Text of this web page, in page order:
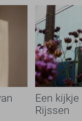
Een
Rijssen